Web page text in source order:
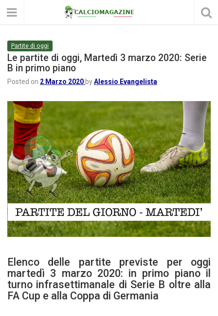
Partite di oggi
Le partite di oggi, Martedì 3 marzo 2020: Serie
B in primo piano
Posted on 2 Marzo 2020 byAlessio Evangelista
Elenco delle partite previste per oggi
martedì 3 marzo 2020: in primo piano il
turno infrasettimanale di Serie B oltre alla
FA Cup e alla Coppa di Germania